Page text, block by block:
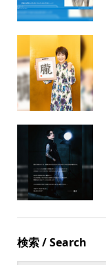
検索 / Search